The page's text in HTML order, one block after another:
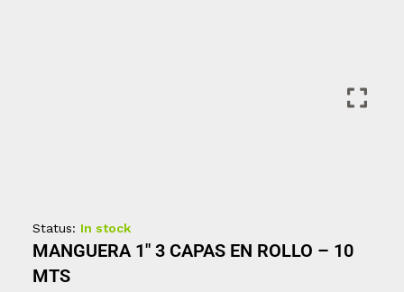
Status: In stock
MANGUERA 1″ 3 CAPAS EN ROLLO – 10
MTS